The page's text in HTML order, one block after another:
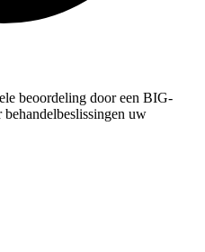
beoordeling door een BIG-
behandelbeslissingen uw